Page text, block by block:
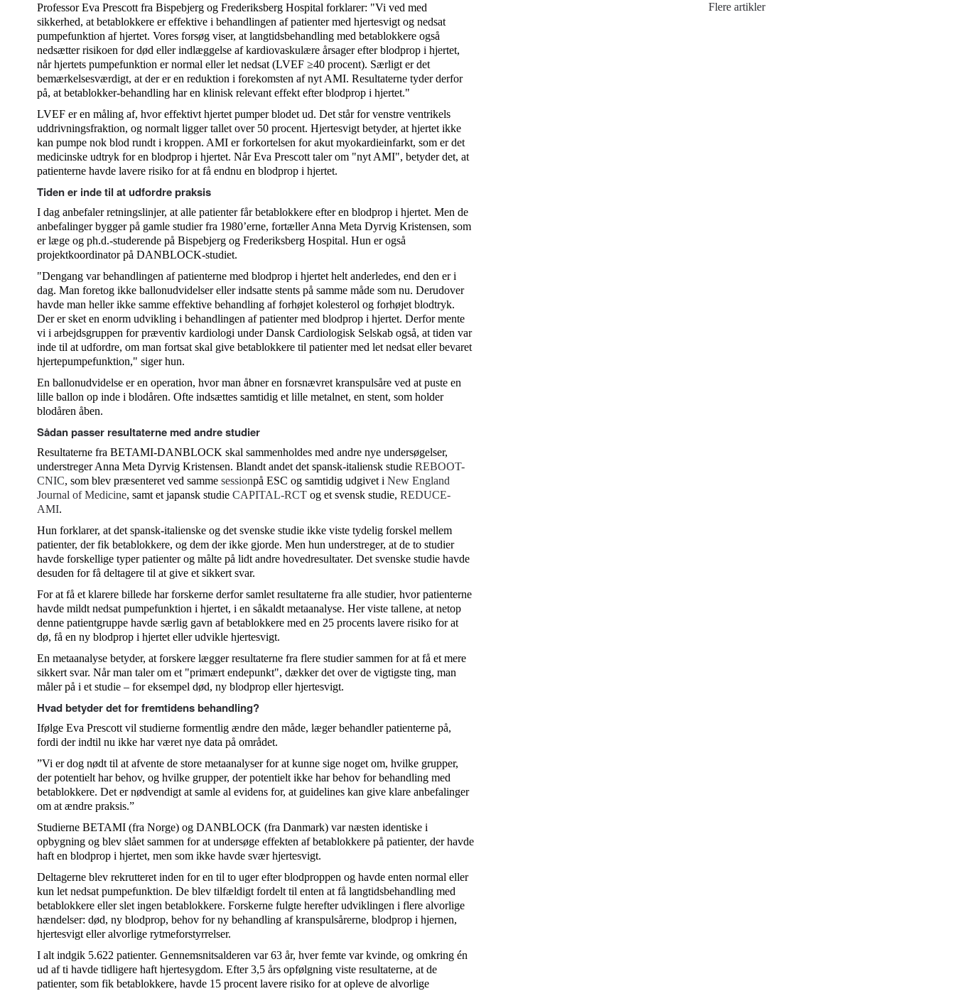
Professor Eva Prescott fra Bispebjerg og Frederiksberg Hospital forklarer: "Vi ved med
sikkerhed, at betablokkere er effektive i behandlingen af patienter med hjertesvigt og nedsat
pumpefunktion af hjertet. Vores forsøg viser, at langtidsbehandling med betablokkere også
nedsætter risikoen for død eller indlæggelse af kardiovaskulære årsager efter blodprop i hjertet,
når hjertets pumpefunktion er normal eller let nedsat (LVEF ≥40 procent). Særligt er det
bemærkelsesværdigt, at der er en reduktion i forekomsten af nyt AMI. Resultaterne tyder derfor
på, at betablokker-behandling har en klinisk relevant effekt efter blodprop i hjertet."
LVEF er en måling af, hvor effektivt hjertet pumper blodet ud. Det står for venstre ventrikels
uddrivningsfraktion, og normalt ligger tallet over 50 procent. Hjertesvigt betyder, at hjertet ikke
kan pumpe nok blod rundt i kroppen. AMI er forkortelsen for akut myokardieinfarkt, som er det
medicinske udtryk for en blodprop i hjertet. Når Eva Prescott taler om "nyt AMI", betyder det, at
patienterne havde lavere risiko for at få endnu en blodprop i hjertet.
Tiden er inde til at udfordre praksis
I dag anbefaler retningslinjer, at alle patienter får betablokkere efter en blodprop i hjertet. Men de
anbefalinger bygger på gamle studier fra 1980’erne, fortæller Anna Meta Dyrvig Kristensen, som
er læge og ph.d.-studerende på Bispebjerg og Frederiksberg Hospital. Hun er også
projektkoordinator på DANBLOCK-studiet.
"Dengang var behandlingen af patienterne med blodprop i hjertet helt anderledes, end den er i
dag. Man foretog ikke ballonudvidelser eller indsatte stents på samme måde som nu. Derudover
havde man heller ikke samme effektive behandling af forhøjet kolesterol og forhøjet blodtryk.
Der er sket en enorm udvikling i behandlingen af patienter med blodprop i hjertet. Derfor mente
vi i arbejdsgruppen for præventiv kardiologi under Dansk Cardiologisk Selskab også, at tiden var
inde til at udfordre, om man fortsat skal give betablokkere til patienter med let nedsat eller bevaret
hjertepumpefunktion," siger hun.
En ballonudvidelse er en operation, hvor man åbner en forsnævret kranspulsåre ved at puste en
lille ballon op inde i blodåren. Ofte indsættes samtidig et lille metalnet, en stent, som holder
blodåren åben.
Sådan passer resultaterne med andre studier
Resultaterne fra BETAMI-DANBLOCK skal sammenholdes med andre nye undersøgelser,
understreger Anna Meta Dyrvig Kristensen. Blandt andet det spansk-italiensk studie REBOOT-
CNIC, som blev præsenteret ved samme sessionpå ESC og samtidig udgivet i New England
Journal of Medicine, samt et japansk studie CAPITAL-RCT og et svensk studie, REDUCE-
AMI.
Hun forklarer, at det spansk-italienske og det svenske studie ikke viste tydelig forskel mellem
patienter, der fik betablokkere, og dem der ikke gjorde. Men hun understreger, at de to studier
havde forskellige typer patienter og målte på lidt andre hovedresultater. Det svenske studie havde
desuden for få deltagere til at give et sikkert svar.
For at få et klarere billede har forskerne derfor samlet resultaterne fra alle studier, hvor patienterne
havde mildt nedsat pumpefunktion i hjertet, i en såkaldt metaanalyse. Her viste tallene, at netop
denne patientgruppe havde særlig gavn af betablokkere med en 25 procents lavere risiko for at
dø, få en ny blodprop i hjertet eller udvikle hjertesvigt.
En metaanalyse betyder, at forskere lægger resultaterne fra flere studier sammen for at få et mere
sikkert svar. Når man taler om et "primært endepunkt", dækker det over de vigtigste ting, man
måler på i et studie – for eksempel død, ny blodprop eller hjertesvigt.
Hvad betyder det for fremtidens behandling?
Ifølge Eva Prescott vil studierne formentlig ændre den måde, læger behandler patienterne på,
fordi der indtil nu ikke har været nye data på området.
”Vi er dog nødt til at afvente de store metaanalyser for at kunne sige noget om, hvilke grupper,
der potentielt har behov, og hvilke grupper, der potentielt ikke har behov for behandling med
betablokkere. Det er nødvendigt at samle al evidens for, at guidelines kan give klare anbefalinger
om at ændre praksis.”
Studierne BETAMI (fra Norge) og DANBLOCK (fra Danmark) var næsten identiske i
opbygning og blev slået sammen for at undersøge effekten af betablokkere på patienter, der havde
haft en blodprop i hjertet, men som ikke havde svær hjertesvigt.
Deltagerne blev rekrutteret inden for en til to uger efter blodproppen og havde enten normal eller
kun let nedsat pumpefunktion. De blev tilfældigt fordelt til enten at få langtidsbehandling med
betablokkere eller slet ingen betablokkere. Forskerne fulgte herefter udviklingen i flere alvorlige
hændelser: død, ny blodprop, behov for ny behandling af kranspulsårerne, blodprop i hjernen,
hjertesvigt eller alvorlige rytmeforstyrrelser.
I alt indgik 5.622 patienter. Gennemsnitsalderen var 63 år, hver femte var kvinde, og omkring én
ud af ti havde tidligere haft hjertesygdom. Efter 3,5 års opfølgning viste resultaterne, at de
patienter, som fik betablokkere, havde 15 procent lavere risiko for at opleve de alvorlige
Flere artikler